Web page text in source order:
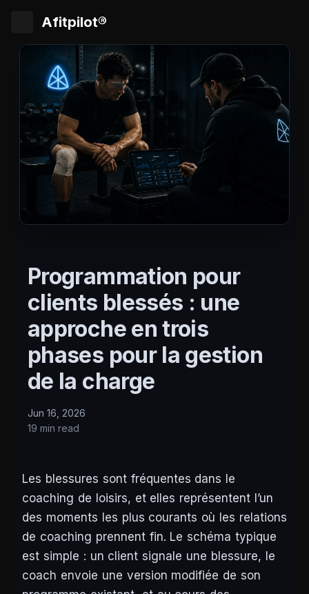
Afitpilot®
Programmation pour
clients blessés : une
approche en trois
phases pour la gestion
de la charge
Jun 16, 2026
19 min read
Les blessures sont fréquentes dans le
coaching de loisirs, et elles représentent l’un
des moments les plus courants où les relations
de coaching prennent fin. Le schéma typique
est simple : un client signale une blessure, le
coach envoie une version modifiée de son